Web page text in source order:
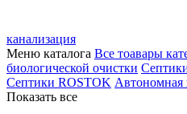
канализация
Меню каталога Все тоавары
биологической очистки
Септики ROSTOK Автономная
Показать все